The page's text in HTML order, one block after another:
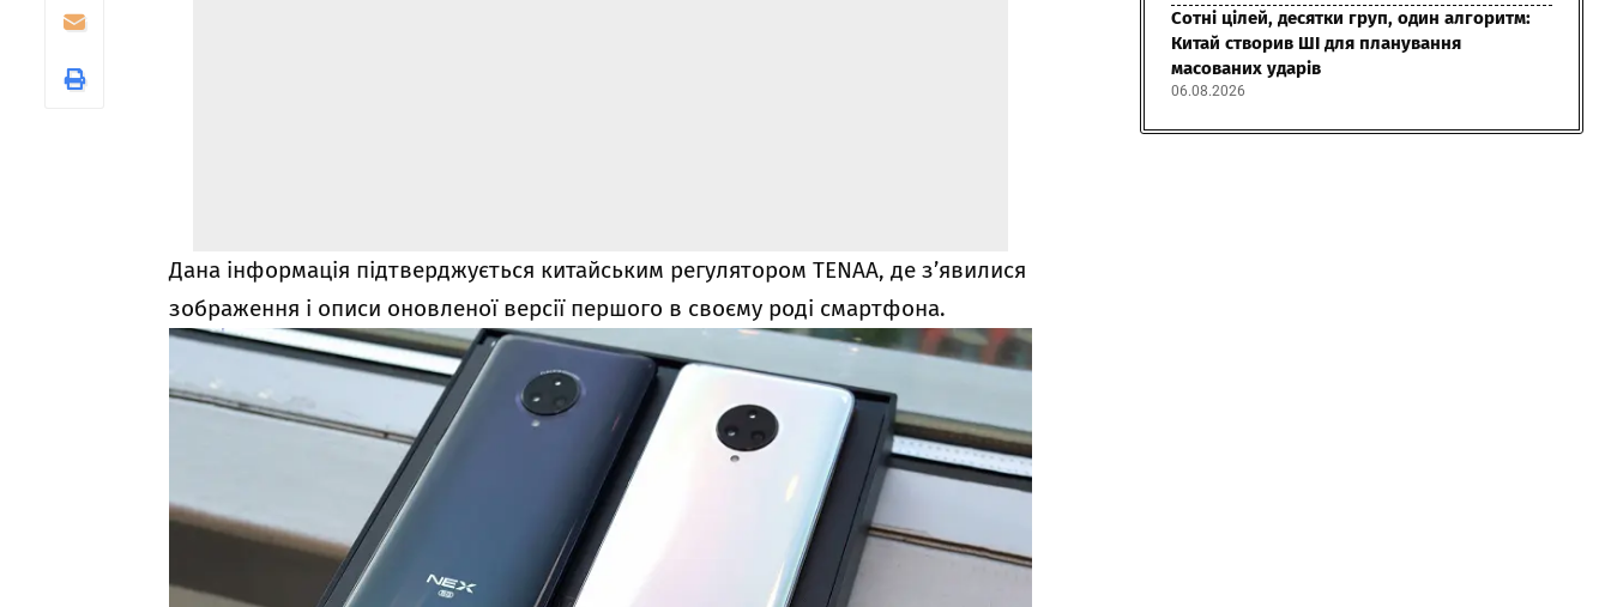
Дана інформація підтверджується китайським регулятором TENAA, де з’явилися
зображення і описи оновленої версії першого в своєму роді смартфона.
Сотні цілей, десятки груп, один алгоритм:
Китай створив ШІ для планування
масованих ударів
06.08.2026